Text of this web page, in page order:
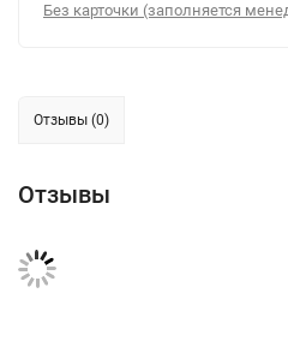
Без карточки (заполняется
Отзывы (0)
Отзывы